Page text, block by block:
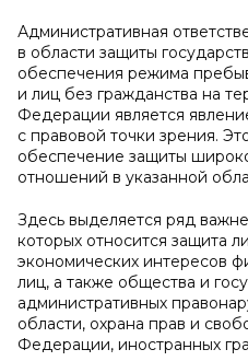
Административная
в области защиты
обеспечения режима
и лиц без гражданства на
Федерации является
с правовой точки зрения.
обеспечение защиты
отношений в указанной
Здесь выделяется ряд
которых относится защита
экономических интересов
лиц, а также общества и
административных
области, охрана прав и
Федерации, иностранных